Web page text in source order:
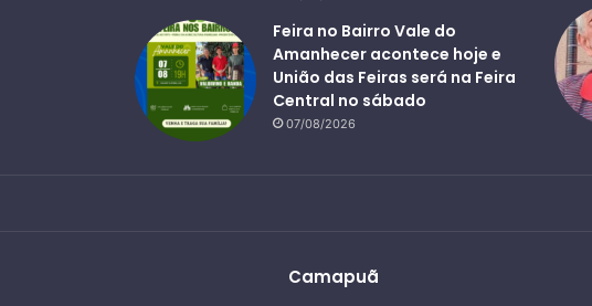
Feira no Bairro Vale do
Amanhecer acontece hoje e
União das Feiras será na Feira
Central no sábado
07/08/2026
Camapuã